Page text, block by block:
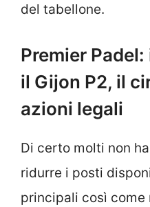
del tabellone.
Premier
il Gijon P2, il
azioni legali
Di certo molti non
ridurre i posti
principali così come